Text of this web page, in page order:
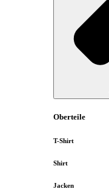
Oberteile
T-Shirt
Shirt
Jacken